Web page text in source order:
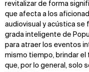
revitalizar de forma
que afecta a los
audiovisual y acústica se
grada inteligente de
para atraer los eventos
mismo tiempo, brindar el
que, por lo general, solo